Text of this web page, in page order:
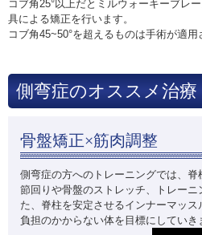
コブ角25°以上だとミルウォーキーブレ
具による矯正を行います。
コブ角45~50°を超えるものは手術が適用
側弯症のオススメ治療
骨盤矯正×筋肉調整
側弯症の方へのトレーニングでは、
節回りや骨盤のストレッチ、トレーニ
た、脊柱を安定させるインナーマッ
負担のかからない体を目標にしていき